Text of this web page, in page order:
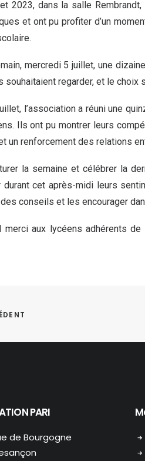
2023, dans la salle
et ont pu profiter d’un
mercredi 5 juillet, une
souhaitaient regarder, et le
l’association a réuni une
Ils ont pu montrer leurs
un renforcement des relations
la semaine et célébrer la
durant cet après-midi leurs
conseils et les encourager
merci aux lycéens adhérents
PARI
de Bourgogne